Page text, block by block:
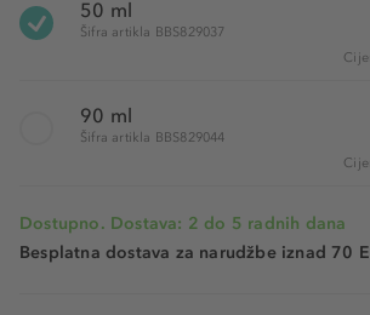
50 ml
Šifra artikla BBS829037
90 ml
Šifra artikla BBS829044
Dostupno. Dostava: 2 do 5 radnih dana
Besplatna dostava za narudžbe iznad 70